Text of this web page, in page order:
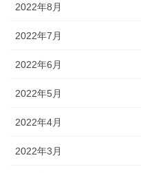
2022年8月
2022年7月
2022年6月
2022年5月
2022年4月
2022年3月